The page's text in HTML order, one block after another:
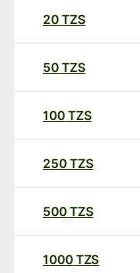
20TZS
50TZS
100TZS
250TZS
500TZS
1000TZS